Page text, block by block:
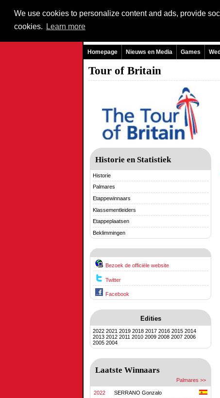
We use cookies to personalize content and ads, provide
cookies.
Learn more
Homepage Nieuws en Media Games
Tour of Britain
Historie en Statistiek
Historie
Palmares
Etappewinnaars
Klassementleiders
Etappeplaatsen
Beklimmingen
Bezoek de officiële website
Twitter
Facebook
Edities
2022 2021 2019 2018 2017 2016 2015 2014
2013 2012 2011 2010 2009 2008 2007 2006
2005 2004
Laatste Winnaars
Palmares >>
2022 SERRANO Gonzalo